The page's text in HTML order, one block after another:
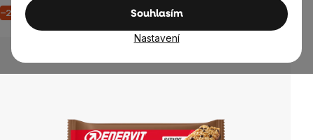
Souhlasím
Nastavení
–20 %
hodnocení
je
0,0
Neohodnoceno